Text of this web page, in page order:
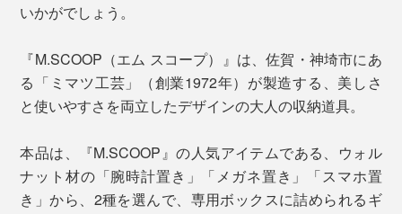
いかがでしょう。
『M.SCOOP（エム スコープ）』は、佐賀・神埼市にあ
る「ミマツ工芸」（創業1972年）が製造する、美しさ
と使いやすさを両立したデザインの大人の収納道具。
本品は、『M.SCOOP』の人気アイテムである、ウォル
ナット材の「腕時計置き」「メガネ置き」「スマホ置
き」から、2種を選んで、専用ボックスに詰められるギ